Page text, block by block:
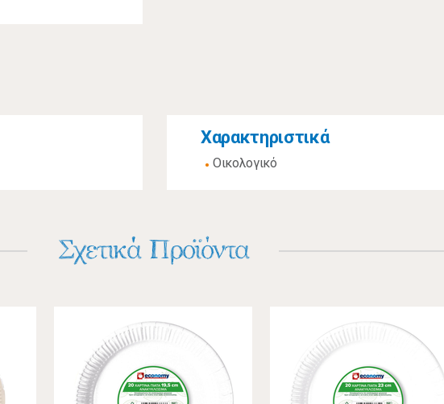
Χαρακτηριστικά
Οικολογικό
Σχετικά Προϊόντα